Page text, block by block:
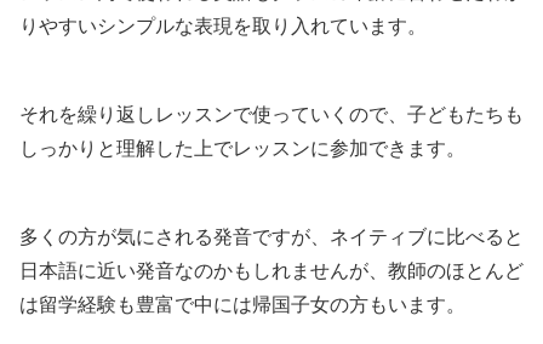
りやすいシンプルな表現を取り入れています。
それを繰り返しレッスンで使っていくので、子どもたちも
しっかりと理解した上でレッスンに参加できます。
多くの方が気にされる発音ですが、ネイティブに比べると
日本語に近い発音なのかもしれませんが、教師のほとんど
は留学経験も豊富で中には帰国子女の方もいます。